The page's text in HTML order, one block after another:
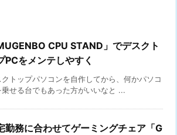
CPU STAND」でデスクト
PCをメンテしやすく
トップパソコンを自作してから、何かパソコ
乗せる台でもあった方がいいなと ...
勤務に合わせてゲーミングチェア「G